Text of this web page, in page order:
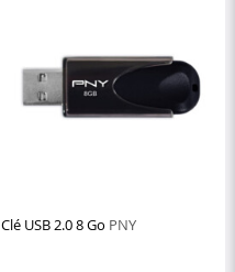
Clé USB 2.0 8 Go PNY